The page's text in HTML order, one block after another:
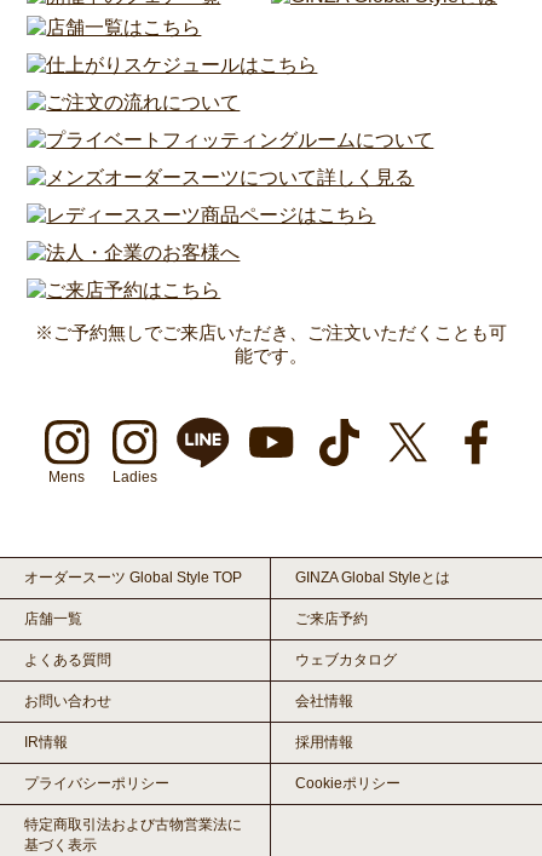
※ご予約無しでご来店いただき、ご注文いただくことも可
能です。
Mens Ladies
オーダースーツ Global Style TOP GINZA Global Styleとは
店舗一覧 ご来店予約
よくある質問 ウェブカタログ
お問い合わせ 会社情報
IR情報 採用情報
プライバシーポリシー Cookieポリシー
特定商取引法および古物営業法に
基づく表示